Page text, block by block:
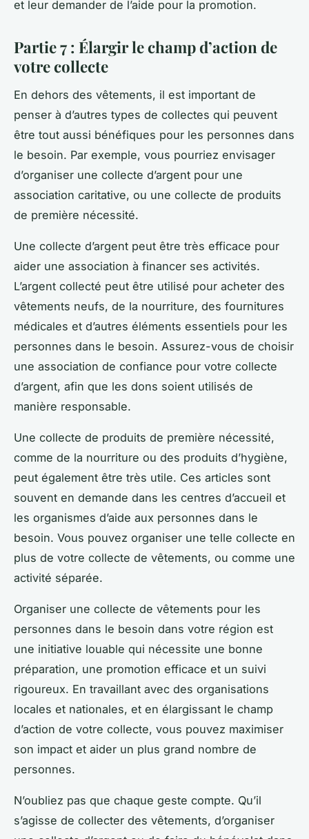
et leur demander de l’aide pour la promotion.
Partie 7 : Élargir le champ d’action de
votre collecte
En dehors des vêtements, il est important de
penser à d’autres types de collectes qui peuvent
être tout aussi bénéfiques pour les personnes dans
le besoin. Par exemple, vous pourriez envisager
d’organiser une collecte d’argent pour une
association caritative, ou une collecte de produits
de première nécessité.
Une collecte d’argent peut être très efficace pour
aider une association à financer ses activités.
L’argent collecté peut être utilisé pour acheter des
vêtements neufs, de la nourriture, des fournitures
médicales et d’autres éléments essentiels pour les
personnes dans le besoin. Assurez-vous de choisir
une association de confiance pour votre collecte
d’argent, afin que les dons soient utilisés de
manière responsable.
Une collecte de produits de première nécessité,
comme de la nourriture ou des produits d’hygiène,
peut également être très utile. Ces articles sont
souvent en demande dans les centres d’accueil et
les organismes d’aide aux personnes dans le
besoin. Vous pouvez organiser une telle collecte en
plus de votre collecte de vêtements, ou comme une
activité séparée.
Organiser une collecte de vêtements pour les
personnes dans le besoin dans votre région est
une initiative louable qui nécessite une bonne
préparation, une promotion efficace et un suivi
rigoureux. En travaillant avec des organisations
locales et nationales, et en élargissant le champ
d’action de votre collecte, vous pouvez maximiser
son impact et aider un plus grand nombre de
personnes.
N’oubliez pas que chaque geste compte. Qu’il
s’agisse de collecter des vêtements, d’organiser